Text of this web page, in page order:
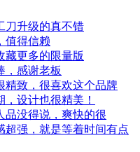
刀升级的真不错
值得信赖
藏更多的限量版
，感谢老板
精致，很喜欢这个品牌
设计也很精美！
品没得说，爽快的很
超强，就是等着时间有点